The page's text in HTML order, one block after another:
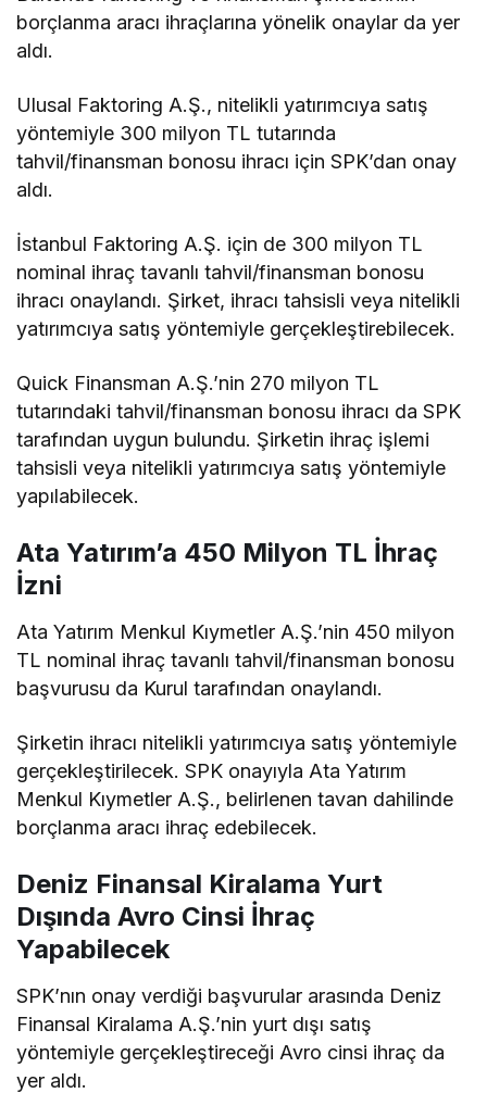
borçlanma aracı ihraçlarına yönelik onaylar da yer
aldı.
Ulusal Faktoring A.Ş., nitelikli yatırımcıya satış
yöntemiyle 300 milyon TL tutarında
tahvil/finansman bonosu ihracı için SPK’dan onay
aldı.
İstanbul Faktoring A.Ş. için de 300 milyon TL
nominal ihraç tavanlı tahvil/finansman bonosu
ihracı onaylandı. Şirket, ihracı tahsisli veya nitelikli
yatırımcıya satış yöntemiyle gerçekleştirebilecek.
Quick Finansman A.Ş.’nin 270 milyon TL
tutarındaki tahvil/finansman bonosu ihracı da SPK
tarafından uygun bulundu. Şirketin ihraç işlemi
tahsisli veya nitelikli yatırımcıya satış yöntemiyle
yapılabilecek.
Ata Yatırım’a 450 Milyon TL İhraç
İzni
Ata Yatırım Menkul Kıymetler A.Ş.’nin 450 milyon
TL nominal ihraç tavanlı tahvil/finansman bonosu
başvurusu da Kurul tarafından onaylandı.
Şirketin ihracı nitelikli yatırımcıya satış yöntemiyle
gerçekleştirilecek. SPK onayıyla Ata Yatırım
Menkul Kıymetler A.Ş., belirlenen tavan dahilinde
borçlanma aracı ihraç edebilecek.
Deniz Finansal Kiralama Yurt
Dışında Avro Cinsi İhraç
Yapabilecek
SPK’nın onay verdiği başvurular arasında Deniz
Finansal Kiralama A.Ş.’nin yurt dışı satış
yöntemiyle gerçekleştireceği Avro cinsi ihraç da
yer aldı.